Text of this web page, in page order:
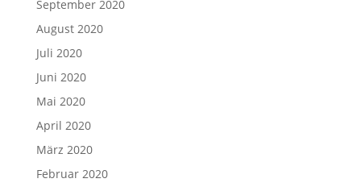
September 2020
August 2020
Juli 2020
Juni 2020
Mai 2020
April 2020
März 2020
Februar 2020